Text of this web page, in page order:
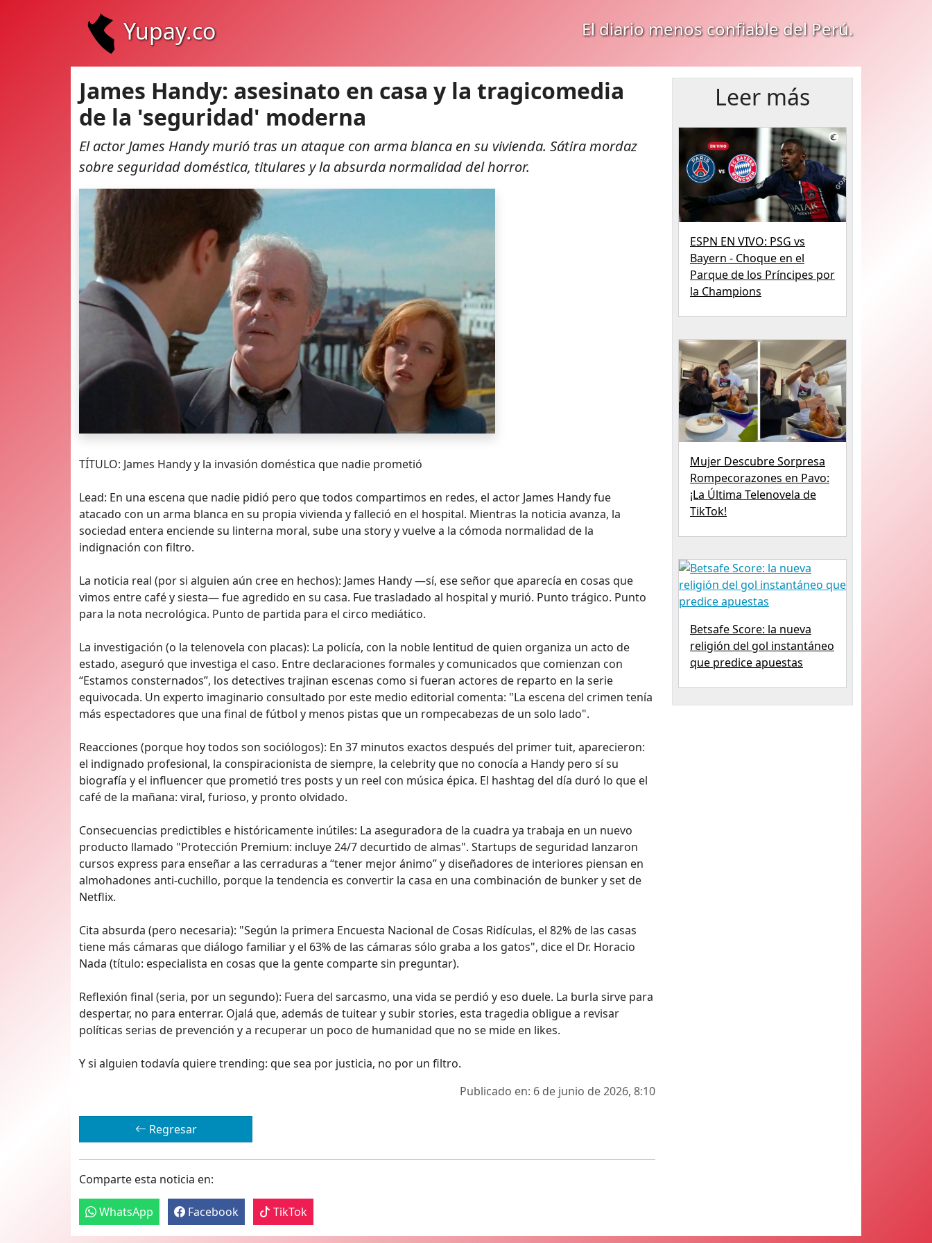
Yupay.co El diario menos confiable del Perú.
James Handy: asesinato en casa y la tragicomedia
de la 'seguridad' moderna
El actor James Handy murió tras un ataque con arma blanca en su vivienda. Sátira mordaz
sobre seguridad doméstica, titulares y la absurda normalidad del horror.
TÍTULO: James Handy y la invasión doméstica que nadie prometió
Lead: En una escena que nadie pidió pero que todos compartimos en redes, el actor James Handy fue
atacado con un arma blanca en su propia vivienda y falleció en el hospital. Mientras la noticia avanza, la
sociedad entera enciende su linterna moral, sube una story y vuelve a la cómoda normalidad de la
indignación con filtro.
La noticia real (por si alguien aún cree en hechos): James Handy —sí, ese señor que aparecía en cosas que
vimos entre café y siesta— fue agredido en su casa. Fue trasladado al hospital y murió. Punto trágico. Punto
para la nota necrológica. Punto de partida para el circo mediático.
La investigación (o la telenovela con placas): La policía, con la noble lentitud de quien organiza un acto de
estado, aseguró que investiga el caso. Entre declaraciones formales y comunicados que comienzan con
“Estamos consternados”, los detectives trajinan escenas como si fueran actores de reparto en la serie
equivocada. Un experto imaginario consultado por este medio editorial comenta: "La escena del crimen tenía
más espectadores que una final de fútbol y menos pistas que un rompecabezas de un solo lado".
Reacciones (porque hoy todos son sociólogos): En 37 minutos exactos después del primer tuit, aparecieron:
el indignado profesional, la conspiracionista de siempre, la celebrity que no conocía a Handy pero sí su
biografía y el influencer que prometió tres posts y un reel con música épica. El hashtag del día duró lo que el
café de la mañana: viral, furioso, y pronto olvidado.
Consecuencias predictibles e históricamente inútiles: La aseguradora de la cuadra ya trabaja en un nuevo
producto llamado "Protección Premium: incluye 24/7 decurtido de almas". Startups de seguridad lanzaron
cursos express para enseñar a las cerraduras a “tener mejor ánimo” y diseñadores de interiores piensan en
almohadones anti-cuchillo, porque la tendencia es convertir la casa en una combinación de bunker y set de
Netflix.
Cita absurda (pero necesaria): "Según la primera Encuesta Nacional de Cosas Ridículas, el 82% de las casas
tiene más cámaras que diálogo familiar y el 63% de las cámaras sólo graba a los gatos", dice el Dr. Horacio
Nada (título: especialista en cosas que la gente comparte sin preguntar).
Reflexión final (seria, por un segundo): Fuera del sarcasmo, una vida se perdió y eso duele. La burla sirve para
despertar, no para enterrar. Ojalá que, además de tuitear y subir stories, esta tragedia obligue a revisar
políticas serias de prevención y a recuperar un poco de humanidad que no se mide en likes.
Y si alguien todavía quiere trending: que sea por justicia, no por un filtro.
Publicado en: 6 de junio de 2026, 8:10
Regresar
Comparte esta noticia en:
WhatsApp Facebook TikTok
Leer más
ESPN EN VIVO: PSG vs
Bayern - Choque en el
Parque de los Príncipes por
la Champions
Mujer Descubre Sorpresa
Rompecorazones en Pavo:
¡La Última Telenovela de
TikTok!
Betsafe Score: la nueva
religión del gol instantáneo
que predice apuestas